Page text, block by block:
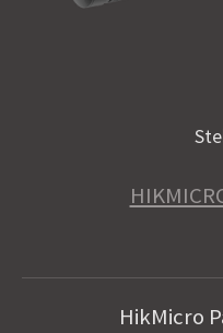
HikMicro